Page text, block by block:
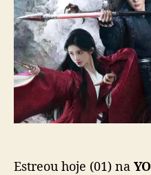
p
o
s
t
Estreou hoje (01) na